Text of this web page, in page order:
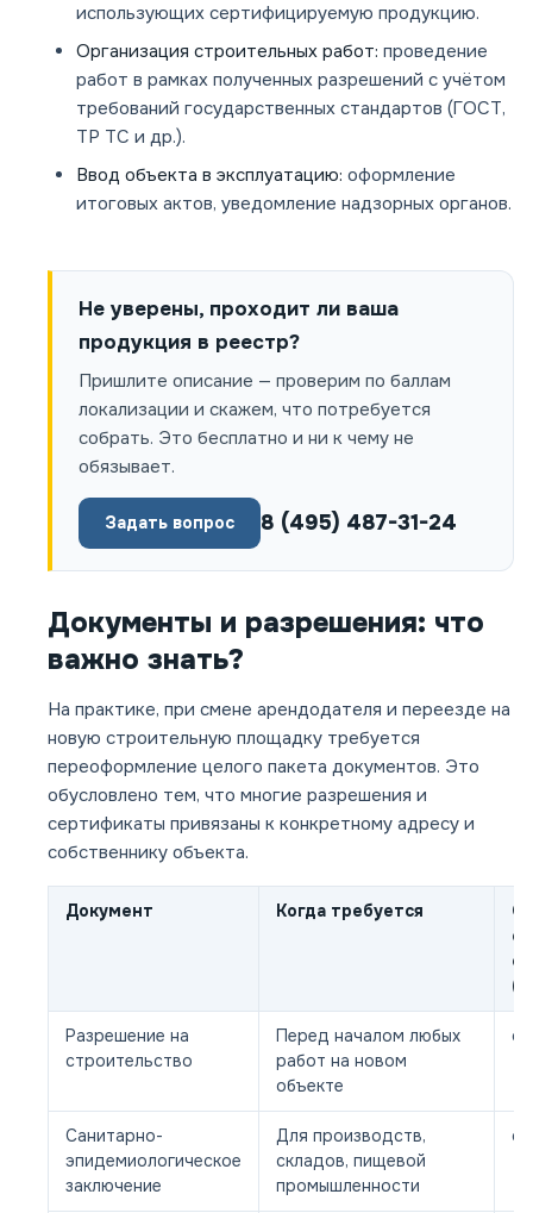
использующих сертифицируемую продукцию.
Организация строительных работ: проведение
работ в рамках полученных разрешений с учётом
требований государственных стандартов (ГОСТ,
ТР ТС и др.).
Ввод объекта в эксплуатацию: оформление
итоговых актов, уведомление надзорных органов.
Не уверены, проходит ли ваша
продукция в реестр?
Пришлите описание — проверим по баллам
локализации и скажем, что потребуется
собрать. Это бесплатно и ни к чему не
обязывает.
Задать вопрос 8 (495) 487-31-24
Документы и разрешения: что
важно знать?
На практике, при смене арендодателя и переезде на
новую строительную площадку требуется
переоформление целого пакета документов. Это
обусловлено тем, что многие разрешения и
сертификаты привязаны к конкретному адресу и
собственнику объекта.
Документ Когда требуется
Разрешение на
строительство
Перед началом любых
работ на новом
объекте
Санитарно-
эпидемиологическое
заключение
Для производств,
складов, пищевой
промышленности